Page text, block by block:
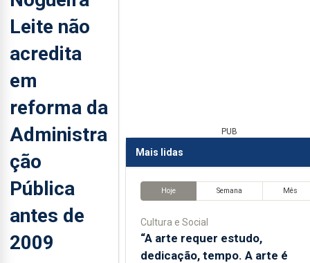
Leite não
acredita
em
reforma da
Administra
ção
Pública
antes de
2009
PUB
Mais lidas
Hoje Semana Mês
Cultura e Social
“A arte requer estudo,
dedicação, tempo. A arte é